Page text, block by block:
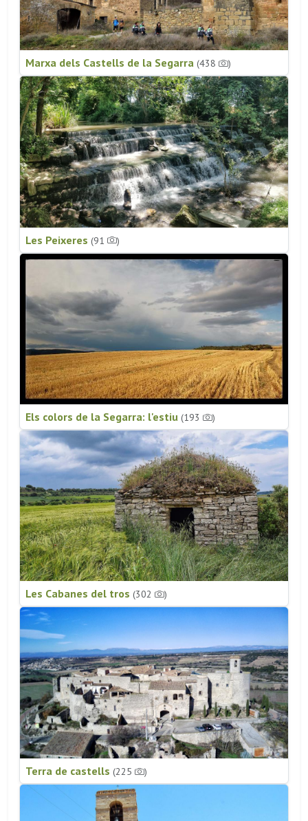
Marxa dels Castells de la Segarra (438 )
Les Peixeres (91 )
Els colors de la Segarra: l'estiu (193 )
Les Cabanes del tros (302 )
Terra de castells (225 )